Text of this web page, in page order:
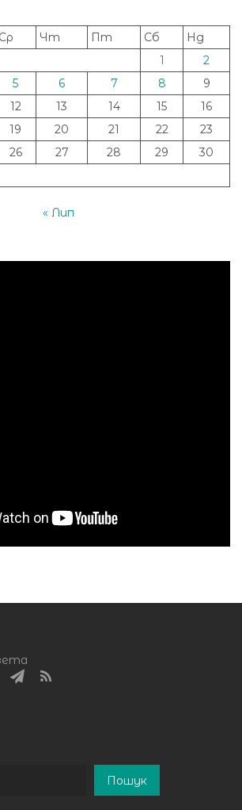
Ср Чт Пт Сб
Нд
1
2
5 6 7 8
9
12 13 14 15
16
19 20 21 22
23
26 27 28 29
30
« Лип
Пошук